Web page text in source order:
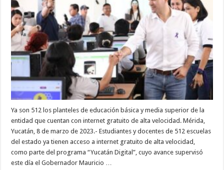
Ya son 512 los planteles de educación básica y media superior de la
entidad que cuentan con internet gratuito de alta velocidad. Mérida,
Yucatán, 8 de marzo de 2023.- Estudiantes y docentes de 512 escuelas
del estado ya tienen acceso a internet gratuito de alta velocidad,
como parte del programa “Yucatán Digital”, cuyo avance supervisó
este día el Gobernador Mauricio …